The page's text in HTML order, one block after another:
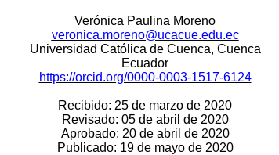
Verónica Paulina Moreno
veronica.moreno@ucacue.edu.ec
Universidad Católica de Cuenca, Cuenca
Ecuador
https://orcid.org/0000-0003-1517-6124
Recibido: 25 de marzo de 2020
Revisado: 05 de abril de 2020
Aprobado: 20 de abril de 2020
Publicado: 19 de mayo de 2020